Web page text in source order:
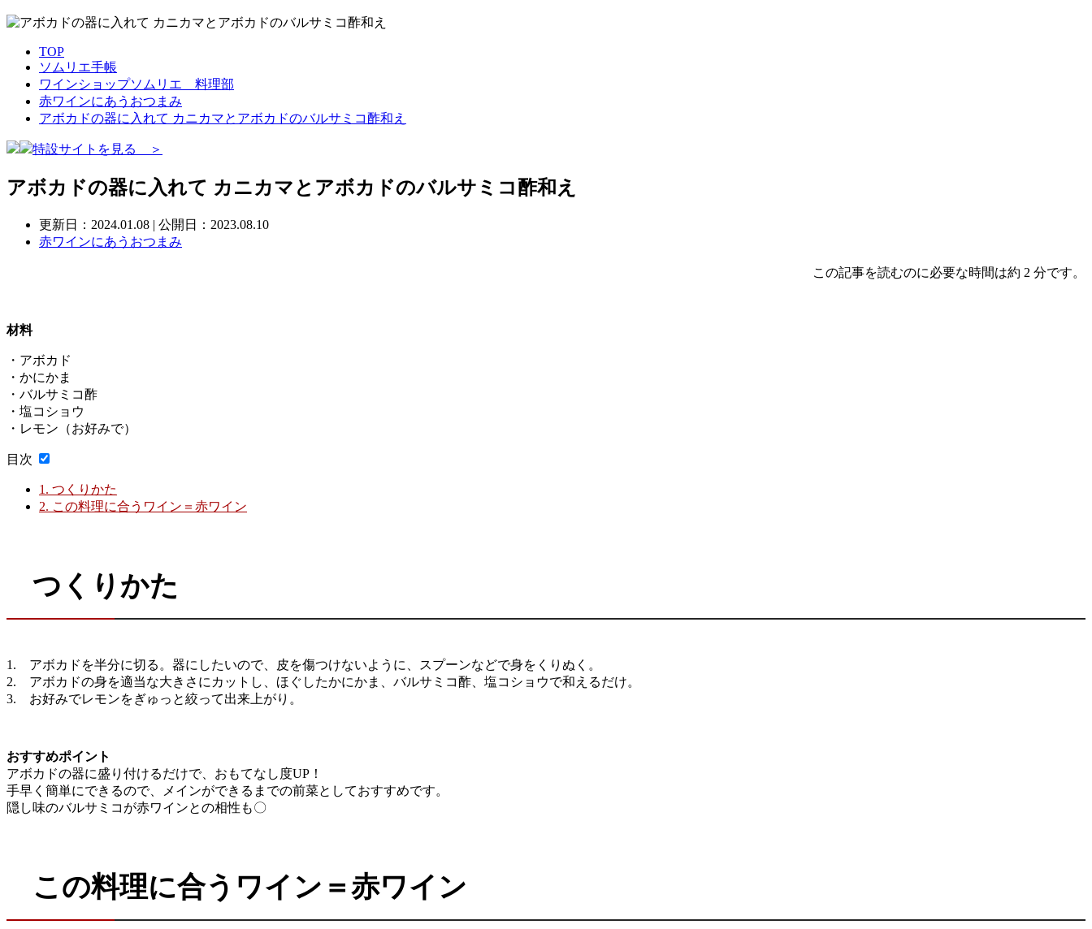
TOP
ソムリエ手帳
ワインショップソムリエ 料理部
赤ワインにあうおつまみ
アボカドの器に入れて カニカマとアボカドのバルサミコ酢和え
特設サイトを見る ＞
アボカドの器に入れて カニカマとアボカドのバルサミコ酢和え
更新日： 2024.01.08 | 公開日：2023.08.10
赤ワインにあうおつまみ
この記事を読むのに必要な時間は約 2 分です。
材料
・アボカド
・かにかま
・バルサミコ酢
・塩コショウ
・レモン（お好みで）
目次
1. つくりかた
2. この料理に合うワイン＝赤ワイン
つくりかた
1. アボカドを半分に切る。器にしたいので、皮を傷つけないように、スプーンなどで身をくりぬく。
2. アボカドの身を適当な大きさにカットし、ほぐしたかにかま、バルサミコ酢、塩コショウで和えるだけ。
3. お好みでレモンをぎゅっと絞って出来上がり。
おすすめポイント
アボカドの器に盛り付けるだけで、おもてなし度UP！
手早く簡単にできるので、メインができるまでの前菜としておすすめです。
隠し味のバルサミコが赤ワインとの相性も〇
この料理に合うワイン＝赤ワイン